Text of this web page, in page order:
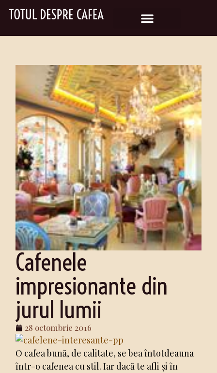
Cafenele
impresionante din
jurul lumii
28 octombrie 2016
O cafea bună, de calitate, se bea întotdeauna
într-o cafenea cu stil. Iar dacă te afli și în